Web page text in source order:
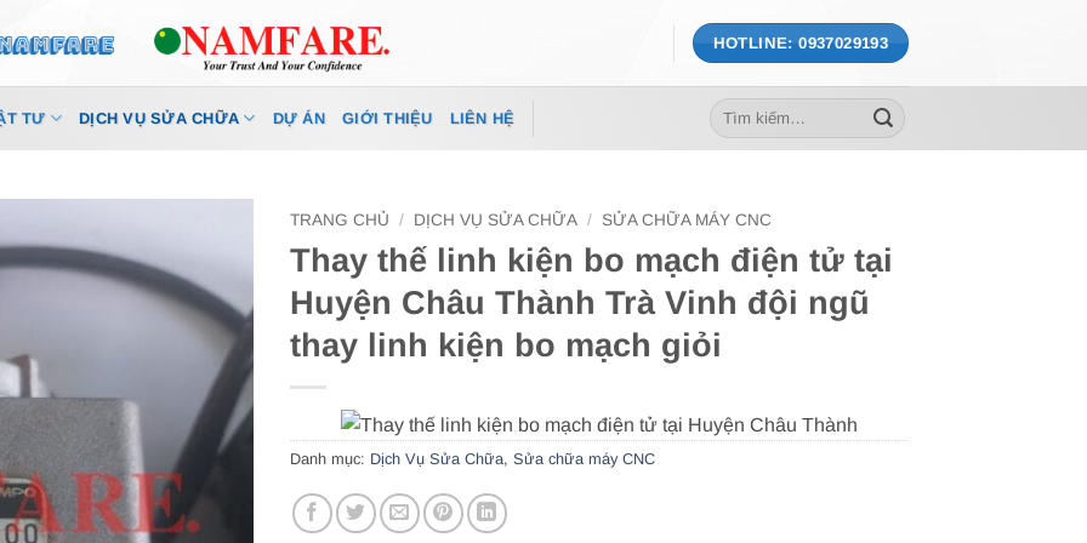
HOTLINE: 0937029193
TƯ DỊCH VỤ SỬA CHỮA DỰ ÁN GIỚI THIỆU LIÊN HỆ
Tìm
kiếm:
TRANG CHỦ / DỊCH VỤ SỬA CHỮA / SỬA CHỮA MÁY CNC
Thay thế linh kiện bo mạch điện tử tại
Huyện Châu Thành Trà Vinh đội ngũ
thay linh kiện bo mạch giỏi
Danh mục: Dịch Vụ Sửa Chữa, Sửa chữa máy CNC